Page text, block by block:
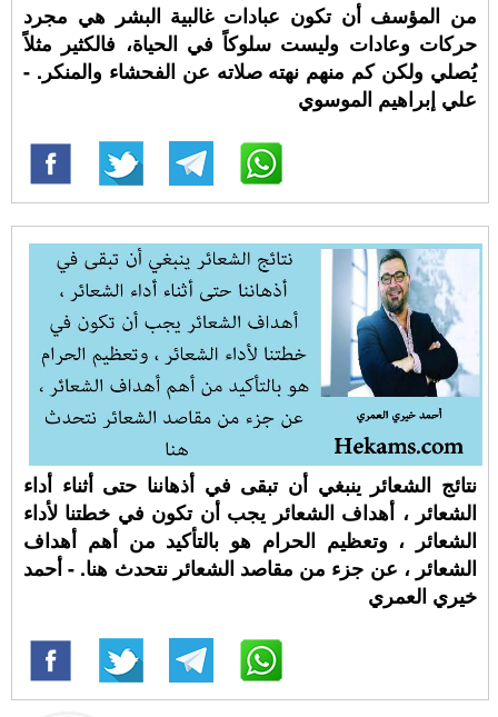
من المؤسف أن تكون عبادات غالبية البشر هي مجرد
حركات وعادات وليست سلوكاً في الحياة، فالكثير مثلاً
يُصلي ولكن كم منهم نهته صلاته عن الفحشاء والمنكر. -
علي إبراهيم الموسوي
نتائج الشعائر ينبغي أن تبقى في أذهاننا حتى أثناء أداء
الشعائر ، أهداف الشعائر يجب أن تكون في خطتنا لأداء
الشعائر ، وتعظيم الحرام هو بالتأكيد من أهم أهداف
الشعائر ، عن جزء من مقاصد الشعائر نتحدث هنا. - أحمد
خيري العمري